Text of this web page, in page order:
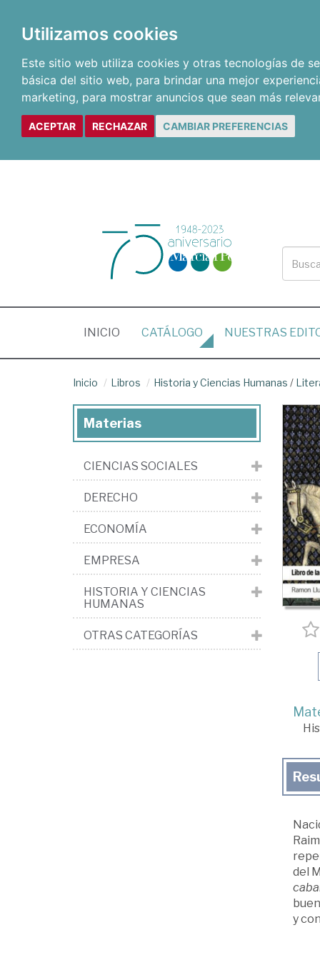
Utilizamos cookies
Este sitio web utiliza cookies y otras tecnologías de
básica del sitio web, para brindar una mejor
marketing, para mostrar anuncios que sean más
ACEPTAR RECHAZAR CAMBIAR PREFERENCIAS
INICIO (CURRENT)
CATÁLOGO NUESTRAS
Inicio Libros Historia y Ciencias Humanas /
del
y
Materias
CIENCIAS SOCIALES
DERECHO
ECONOMÍA
EMPRESA
HISTORIA Y CIENCIAS
HUMANAS
OTRAS CATEGORÍAS